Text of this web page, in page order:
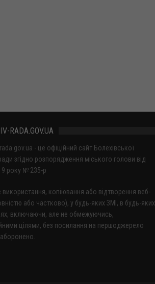
RADA.GOV.UA
- це офіційний сайт Болехівської
згідно розпорядження міського голови від
року № 235-р
використання, копіювання або відтворення веб-
або частково), у будь-яких ЗМІ, в будь-яких
включаючи, але не обмежуючись,
цілями, без посилання на першоджерело